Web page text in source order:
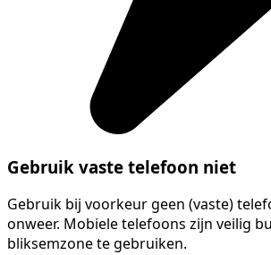
Gebruik vaste telefoon niet
Gebruik bij voorkeur geen (vaste)
onweer. Mobiele telefoons zijn veilig
bliksemzone te gebruiken.